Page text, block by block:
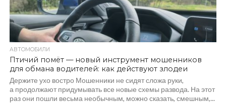
АВТОМОБИЛИ
Птичий помёт — новый инструмент мошенников
для обмана водителей: как действуют злодеи
Держите ухо востро Мошенники не сидят сложа руки,
а продолжают придумывать все новые схемы развода. На этот
раз они пошли весьма необычным, можно сказать, смешным,...